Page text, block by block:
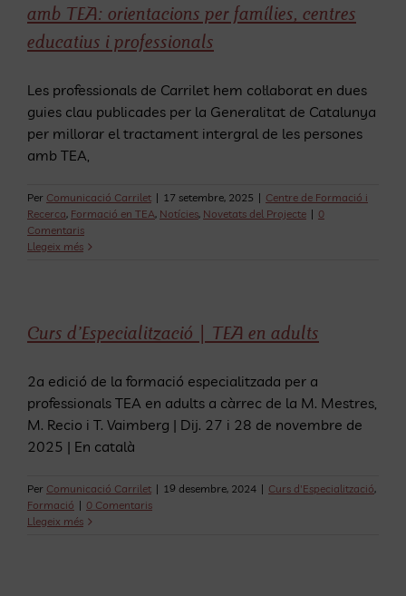
amb TEA: orientacions per famílies, centres
educatius i professionals
Les professionals de Carrilet hem col·laborat en dues
guies clau publicades per la Generalitat de Catalunya
per millorar el tractament intergral de les persones
amb TEA,
Per Comunicació Carrilet | 17 setembre, 2025 | Centre de Formació i
Recerca, Formació en TEA, Notícies, Novetats del Projecte | 0
Comentaris
Llegeix més
Curs d’Especialització | TEA en adults
2a edició de la formació especialitzada per a
professionals TEA en adults a càrrec de la M. Mestres,
M. Recio i T. Vaimberg | Dij. 27 i 28 de novembre de
2025 | En català
Per Comunicació Carrilet | 19 desembre, 2024 | Curs d'Especialització,
Formació | 0 Comentaris
Llegeix més